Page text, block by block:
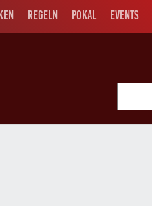
REGELN POKAL EVENTS